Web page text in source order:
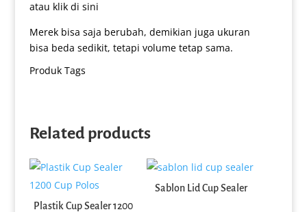
atau klik di sini
Merek bisa saja berubah, demikian juga ukuran
bisa beda sedikit, tetapi volume tetap sama.
Produk Tags
Related products
Plastik Cup Sealer 1200
Sablon Lid Cup Sealer